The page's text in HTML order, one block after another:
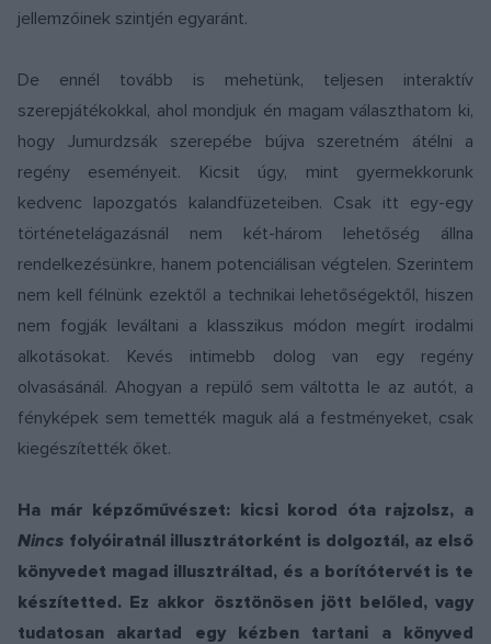
jellemzőinek szintjén egyaránt.
De ennél tovább is mehetünk, teljesen interaktív
szerepjátékokkal, ahol mondjuk én magam választhatom ki,
hogy Jumurdzsák szerepébe bújva szeretném átélni a
regény eseményeit. Kicsit úgy, mint gyermekkorunk
kedvenc lapozgatós kalandfüzeteiben. Csak itt egy-egy
történetelágazásnál nem két-három lehetőség állna
rendelkezésünkre, hanem potenciálisan végtelen. Szerintem
nem kell félnünk ezektől a technikai lehetőségektől, hiszen
nem fogják leváltani a klasszikus módon megírt irodalmi
alkotásokat. Kevés intimebb dolog van egy regény
olvasásánál. Ahogyan a repülő sem váltotta le az autót, a
fényképek sem temették maguk alá a festményeket, csak
kiegészítették őket.
Ha már képzőművészet: kicsi korod óta rajzolsz, a
Nincs folyóiratnál illusztrátorként is dolgoztál, az első
könyvedet magad illusztráltad, és a borítótervét is te
készítetted. Ez akkor ösztönösen jött belőled, vagy
tudatosan akartad egy kézben tartani a könyved